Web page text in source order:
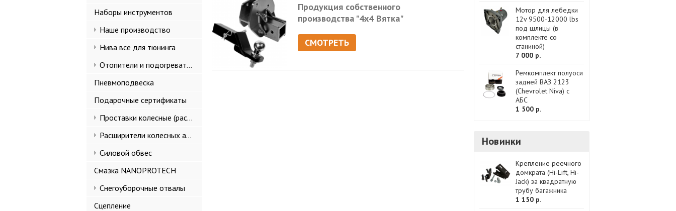
Наборы инструментов
Наше производство
Нива все для тюнинга
Отопители и подогреватели
Пневмоподвеска
Подарочные сертификаты
Проставки колесные (расширители колеи)
Расширители колесных арок и брызговики
Силовой обвес
Смазка NANOPROTECH
Снегоуборочные отвалы
Сцепление
Продукция собственного
производства "4х4 Вятка"
СМОТРЕТЬ
Мотор для лебедки
12v 9500-12000 lbs
под шлицы (в
комплекте со
станиной)
7 000 р.
Ремкомплект полуоси
задней ВАЗ 2123
(Chevrolet Niva) с
АБС
1 500 р.
Новинки
Крепление реечного
домкрата (Hi-Lift, Hi-
Jack) за квадратную
трубу багажника
1 150 р.